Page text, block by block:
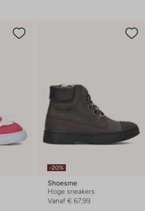
-20%
Shoesme
Hoge sneakers
Vanaf € 67,99